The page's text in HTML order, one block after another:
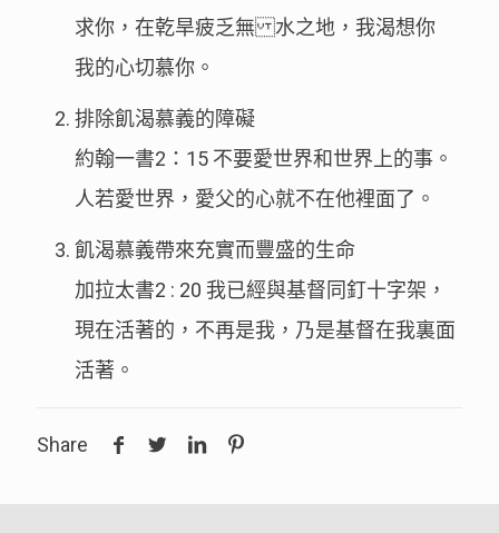
求你，在乾旱疲乏無 水之地，我渴想你
我的心切慕你。
排除飢渴慕義的障礙
約翰一書2：15 不要愛世界和世界上的事。
人若愛世界，愛父的心就不在他裡面了。
飢渴慕義帶來充實而豐盛的生命
加拉太書2 : 20 我已經與基督同釘十字架，
現在活著的，不再是我，乃是基督在我裏面
活著。
Share